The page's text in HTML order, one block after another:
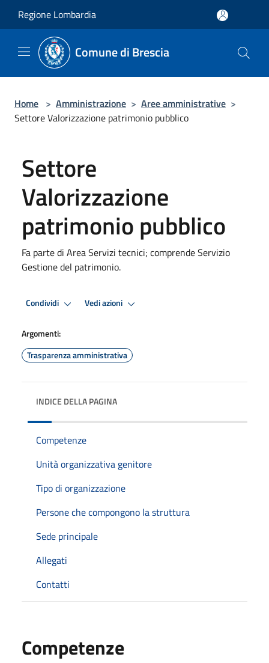
Regione Lombardia
Comune di Brescia
Home > Amministrazione > Aree amministrative >
Settore Valorizzazione patrimonio pubblico
Settore
Valorizzazione
patrimonio pubblico
Fa parte di Area Servizi tecnici; comprende Servizio
Gestione del patrimonio.
Condividi Vedi azioni
Argomenti:
Trasparenza amministrativa
INDICE DELLA PAGINA
Competenze
Unità organizzativa genitore
Tipo di organizzazione
Persone che compongono la struttura
Sede principale
Allegati
Contatti
Competenze